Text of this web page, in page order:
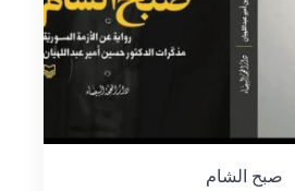
صبح الشام